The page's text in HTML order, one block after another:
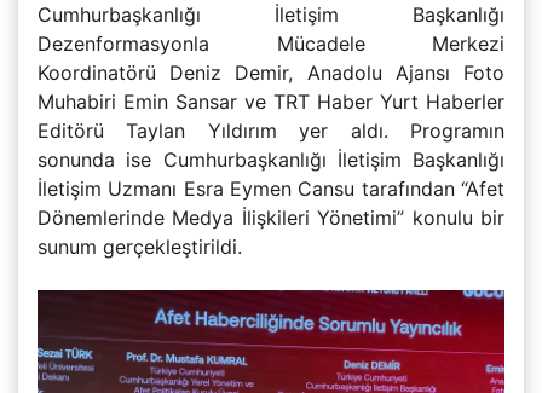
Cumhurbaşkanlığı İletişim Başkanlığı
Dezenformasyonla Mücadele Merkezi
Koordinatörü Deniz Demir, Anadolu Ajansı Foto
Muhabiri Emin Sansar ve TRT Haber Yurt Haberler
Editörü Taylan Yıldırım yer aldı. Programın
sonunda ise Cumhurbaşkanlığı İletişim Başkanlığı
İletişim Uzmanı Esra Eymen Cansu tarafından “Afet
Dönemlerinde Medya İlişkileri Yönetimi” konulu bir
sunum gerçekleştirildi.